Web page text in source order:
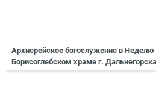
Архиерейское богослужение в
Борисоглебском храме г.